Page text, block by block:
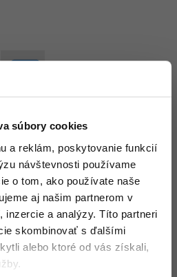
súbory cookies
a reklám, poskytovanie funkcií
návštevnosti používame
o tom, ako používate naše
aj našim partnerom v
inzercie a analýzy. Títo partneri
skombinovať s ďalšími
alebo ktoré od vás získali,
- Pokročilé funkcie